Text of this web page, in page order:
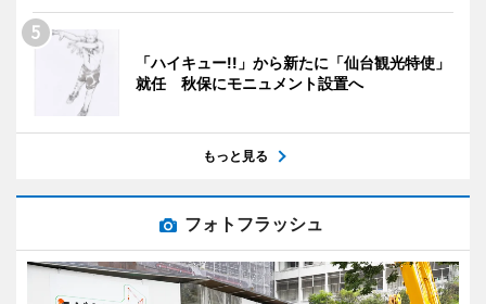
「ハイキュー!!」から新たに「仙台観光特使」
就任 秋保にモニュメント設置へ
もっと見る
フォトフラッシュ